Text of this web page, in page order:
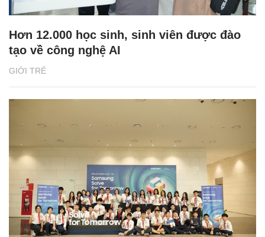
GIỚI TRẺ
Hơn 12.000 học sinh, sinh viên được đào
tạo về công nghệ AI